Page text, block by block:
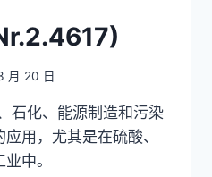
月 20 日
石化、能源制造和污染
用，尤其是在硫酸、
中。